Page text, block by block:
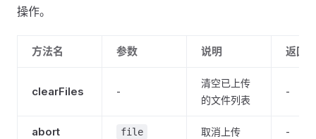
操作。
方法名 参数 说明 返回
clearFiles -
清空已上传
的文件列表
-
abort file 取消上传 -